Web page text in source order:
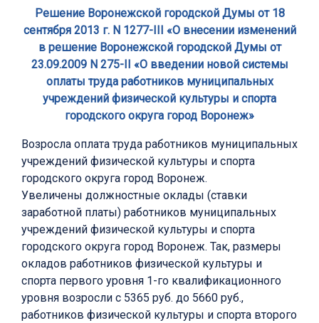
Решение Воронежской городской Думы от 18
сентября 2013 г. N 1277-III «О внесении изменений
в решение Воронежской городской Думы от
23.09.2009 N 275-II «О введении новой системы
оплаты труда работников муниципальных
учреждений физической культуры и спорта
городского округа город Воронеж»
Возросла оплата труда работников муниципальных
учреждений физической культуры и спорта
городского округа город Воронеж.
Увеличены должностные оклады (ставки
заработной платы) работников муниципальных
учреждений физической культуры и спорта
городского округа город Воронеж. Так, размеры
окладов работников физической культуры и
спорта первого уровня 1-го квалификационного
уровня возросли с 5365 руб. до 5660 руб.,
работников физической культуры и спорта второго